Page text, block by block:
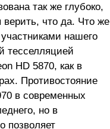
так же глубоко,
верить, что да. Что же
нашего
тесселляцией
HD 5870, как в
Противостояние
в современных
но в
позволяет